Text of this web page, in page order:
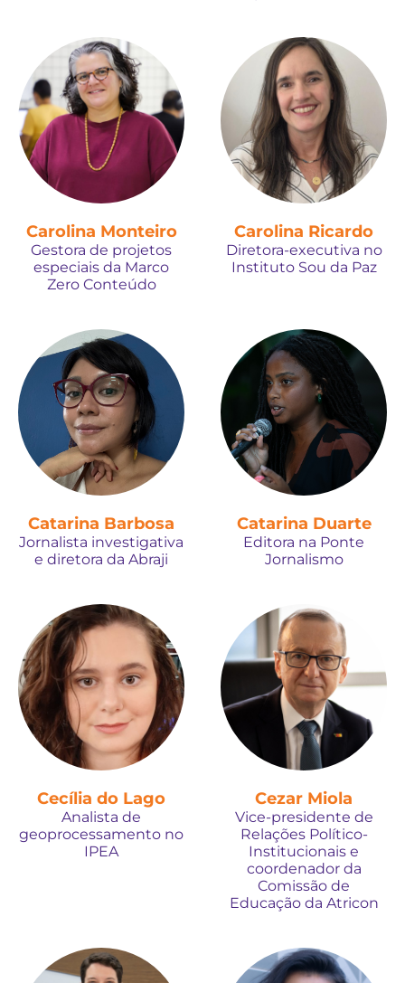
Carolina Monteiro
Gestora de projetos
especiais da Marco
Zero Conteúdo
Carolina Ricardo
Diretora-executiva no
Instituto Sou da Paz
Catarina Barbosa
Jornalista investigativa
e diretora da Abraji
Catarina Duarte
Editora na Ponte
Jornalismo
Cecília do Lago
Analista de
geoprocessamento no
IPEA
Cezar Miola
Vice-presidente de
Relações Político-
Institucionais e
coordenador da
Comissão de
Educação da Atricon